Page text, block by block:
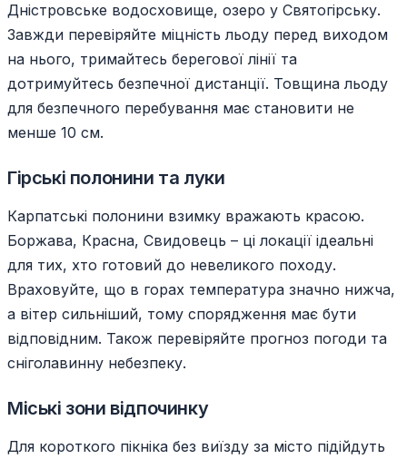
Дністровське водосховище, озеро у Святогірську.
Завжди перевіряйте міцність льоду перед виходом
на нього, тримайтесь берегової лінії та
дотримуйтесь безпечної дистанції. Товщина льоду
для безпечного перебування має становити не
менше 10 см.
Гірські полонини та луки
Карпатські полонини взимку вражають красою.
Боржава, Красна, Свидовець – ці локації ідеальні
для тих, хто готовий до невеликого походу.
Враховуйте, що в горах температура значно нижча,
а вітер сильніший, тому спорядження має бути
відповідним. Також перевіряйте прогноз погоди та
сніголавинну небезпеку.
Міські зони відпочинку
Для короткого пікніка без виїзду за місто підійдуть